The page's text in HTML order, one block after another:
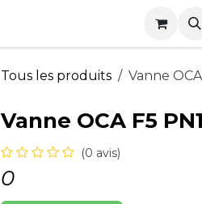
Carrières
Tous les produits Vanne
Vanne OCA F5
(0 avis)
0